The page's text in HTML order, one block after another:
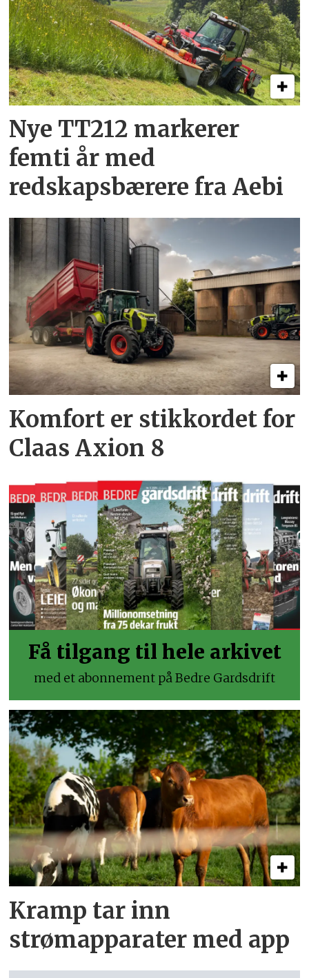
Nye TT212 markerer
femti år­ med
redskapsbærere fra Aebi
Komfort er stikkordet for
Claas Axion 8
Få tilgang til hele arkivet
med et abonnement på Bedre Gardsdrift
Kramp tar inn
strømapparater med app